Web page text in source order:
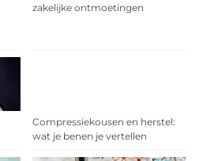
zakelijke ontmoetingen
Compressiekousen en herstel:
wat je benen je vertellen